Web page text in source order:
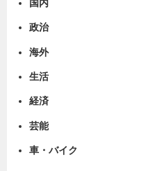
国内
政治
海外
生活
経済
芸能
車・バイク